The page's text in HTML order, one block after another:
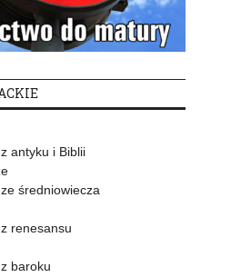
antyku i Biblii
średniowiecza
renesansu
baroku